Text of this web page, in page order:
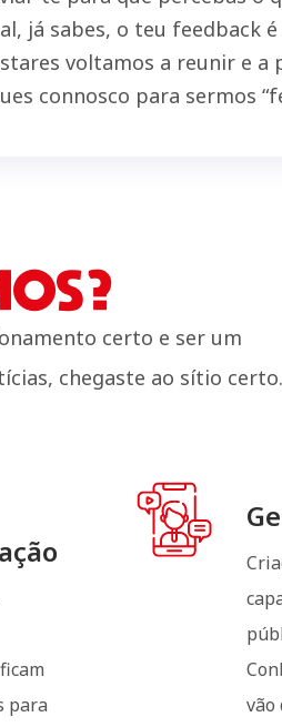
já sabes, o teu feedback é
voltamos a reunir e a
connosco para sermos
certo e ser um
chegaste ao sítio certo.
para
vão